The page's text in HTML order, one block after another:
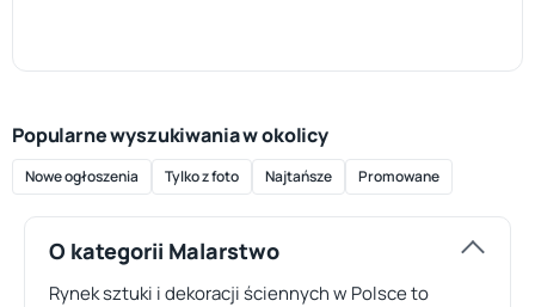
Popularne wyszukiwania w okolicy
Nowe ogłoszenia Tylko z foto Najtańsze Promowane
O kategorii Malarstwo
Rynek sztuki i dekoracji ściennych w Polsce to